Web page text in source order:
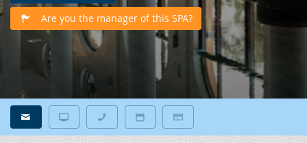
Are you the manager of this SPA?